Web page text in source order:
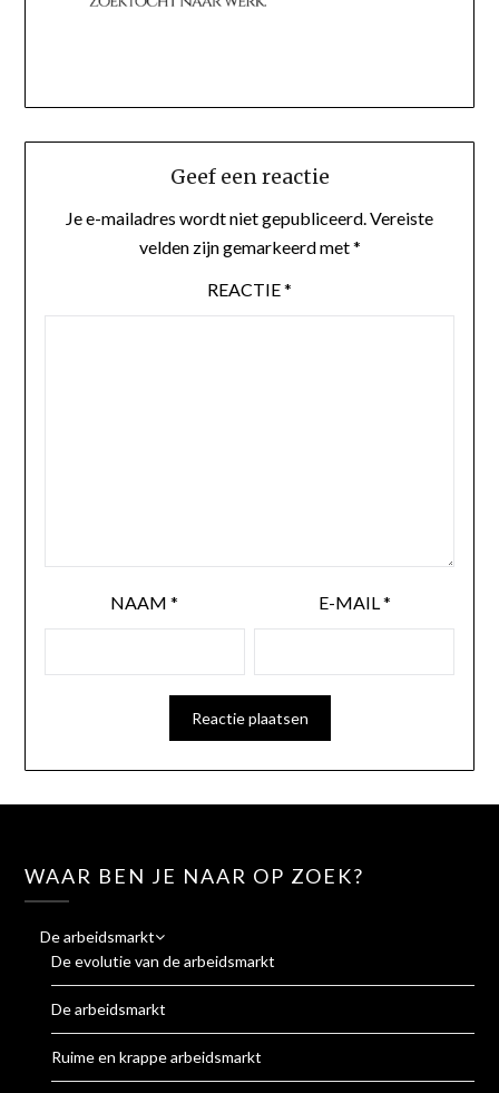
Geef een reactie
Je e-mailadres wordt niet gepubliceerd. Vereiste
velden zijn gemarkeerd met*
REACTIE*
NAAM* E-MAIL *
WAAR BEN JE NAAR OP ZOEK?
De arbeidsmarkt
De evolutie van de arbeidsmarkt
De arbeidsmarkt
Ruime en krappe arbeidsmarkt